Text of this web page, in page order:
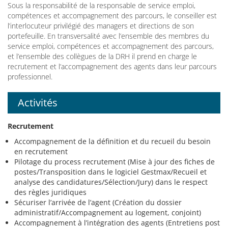
Sous la responsabilité de la responsable de service emploi,
compétences et accompagnement des parcours, le conseiller est
l’interlocuteur privilégié des managers et directions de son
portefeuille. En transversalité avec l’ensemble des membres du
service emploi, compétences et accompagnement des parcours,
et l’ensemble des collègues de la DRH il prend en charge le
recrutement et l’accompagnement des agents dans leur parcours
professionnel.
Activités
Recrutement
Accompagnement de la définition et du recueil du besoin
en recrutement
Pilotage du process recrutement (Mise à jour des fiches de
postes/Transposition dans le logiciel Gestmax/Recueil et
analyse des candidatures/Sélection/Jury) dans le respect
des règles juridiques
Sécuriser l’arrivée de l’agent (Création du dossier
administratif/Accompagnement au logement, conjoint)
Accompagnement à l’intégration des agents (Entretiens post